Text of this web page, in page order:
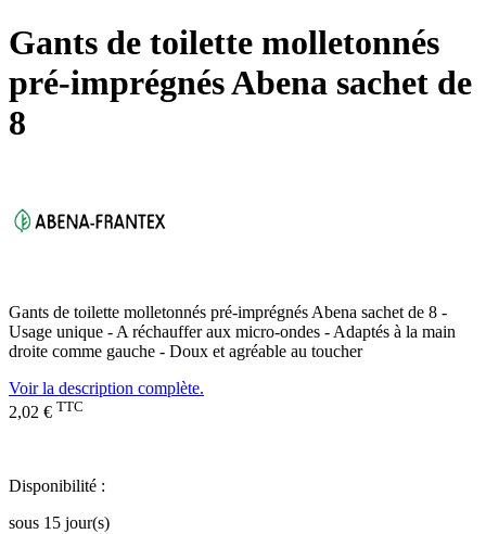
Gants de toilette molletonnés
pré-imprégnés Abena sachet de
8
Gants de toilette molletonnés pré-imprégnés Abena sachet de 8 -
Usage unique - A réchauffer aux micro-ondes - Adaptés à la main
droite comme gauche - Doux et agréable au toucher
Voir la description complète.
2,02 € TTC
Disponibilité :
sous 15 jour(s)